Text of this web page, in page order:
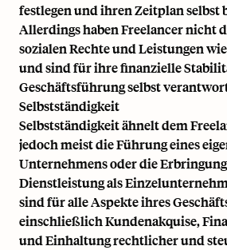
festlegen und ihren Zeitplan selbst
Allerdings haben Freelancer nicht
sozialen Rechte und Leistungen
und sind für ihre finanzielle
Geschäftsführung selbst
Selbstständigkeit
Selbstständigkeit ähnelt dem
jedoch meist die Führung eines
Unternehmens oder die
Dienstleistung als
sind für alle Aspekte ihres
einschließlich Kundenakquise,
und Einhaltung rechtlicher und